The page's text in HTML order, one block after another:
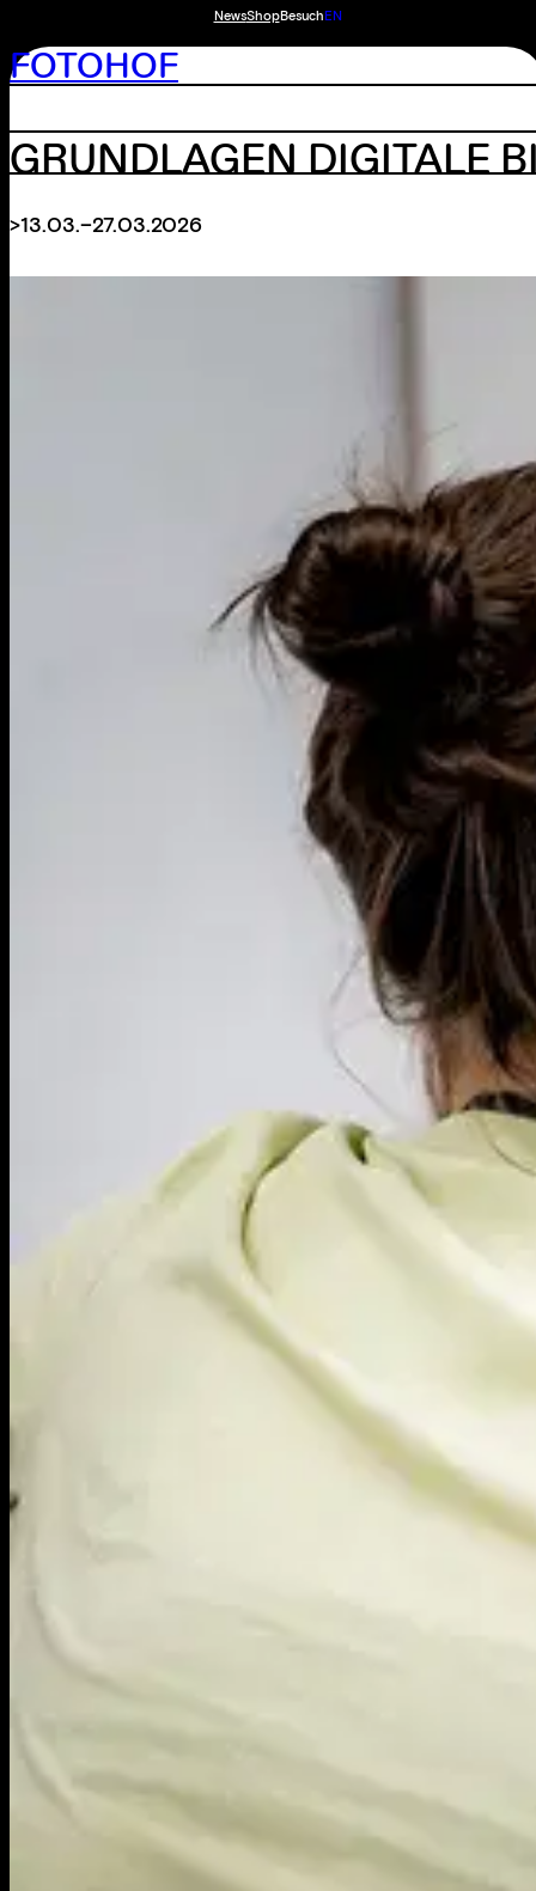
NewsShopBesuchEN
FOTOHOF
GRUNDLAGEN DIGITALE
>13.03.–27.03.2026